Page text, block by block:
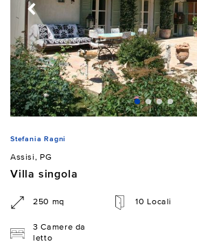
Stefania Ragni
Assisi, PG
Villa singola
250 mq 10 Locali
3 Camere da
letto